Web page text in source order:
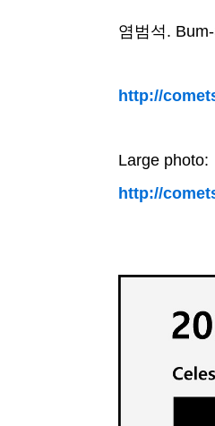
염범석.
http://
Large photo:
http://